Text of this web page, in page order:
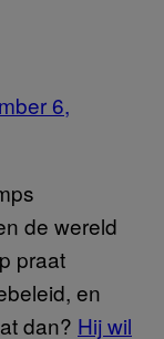
6,
de wereld
praat
en
dan? Hij wil